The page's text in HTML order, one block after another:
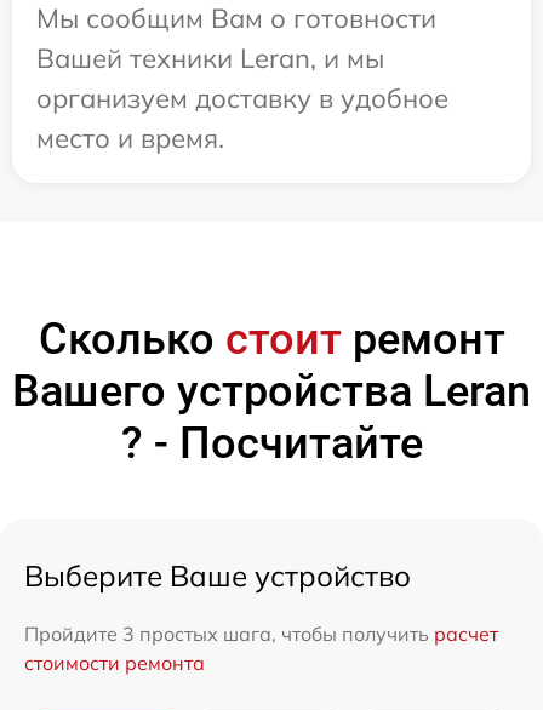
Мы сообщим Вам о готовности
Вашей техники Leran, и мы
организуем доставку в удобное
место и время.
Сколько стоитремонт
Вашего устройства Leran
? - Посчитайте
Выберите Ваше устройство
Пройдите 3 простых шага, чтобы получить расчет
стоимости ремонта